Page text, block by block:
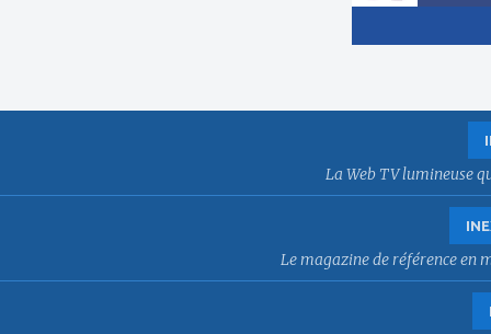
La Web TV lumineuse
Le magazine de référence en